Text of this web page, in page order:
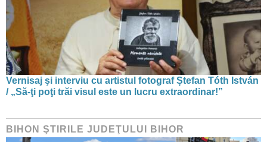
Vernisaj şi interviu cu artistul fotograf Ștefan Tóth István
/ „Să-ţi poţi trăi visul este un lucru extraordinar!”
BIHON ŞTIRILE JUDEŢULUI BIHOR